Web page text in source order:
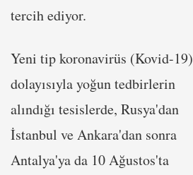
tercih ediyor.
Yeni tip koronavirüs (Kovid-19)
dolayısıyla yoğun tedbirlerin
alındığı tesislerde, Rusya'dan
İstanbul ve Ankara'dan sonra
Antalya'ya da 10 Ağustos'ta